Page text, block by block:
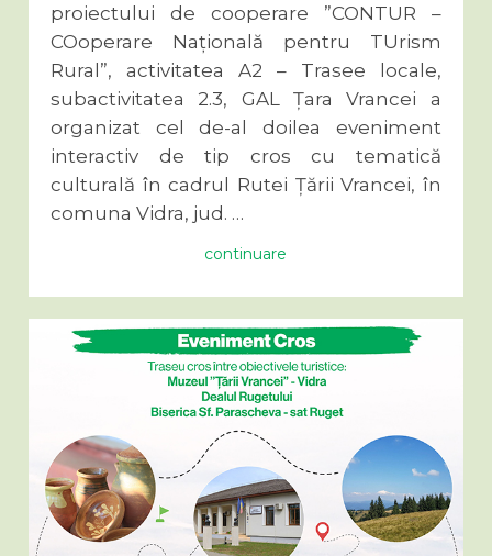
proiectului de cooperare ”CONTUR –
COoperare Națională pentru TUrism
Rural”, activitatea A2 – Trasee locale,
subactivitatea 2.3, GAL Țara Vrancei a
organizat cel de-al doilea eveniment
interactiv de tip cros cu tematică
culturală în cadrul Rutei Țării Vrancei, în
comuna Vidra, jud. …
continuare